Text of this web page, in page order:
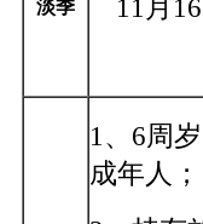
淡季 11月
1、6周
成年人；